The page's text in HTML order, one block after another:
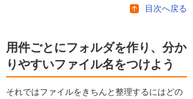
目次へ戻る
用件ごとにフォルダを作り、分か
りやすいファイル名をつけよう
それではファイルをきちんと整理するにはどの